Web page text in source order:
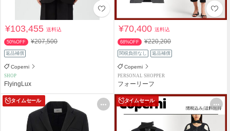
¥103,455送料込
50%OFF ¥207,500
返品補償
Coperni
SHOP
FlyingLux
¥70,400送料込
68%OFF ¥220,200
関税負担なし 返品補償
Coperni
PERSONAL SHOPPER
フォーリーフ
タイムセール タイムセール